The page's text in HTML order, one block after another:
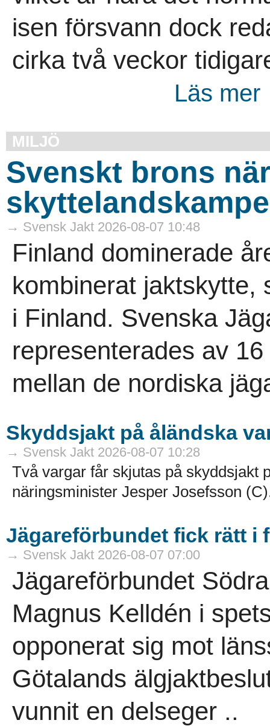
isen försvann dock
cirka två veckor
Läs
MILJÖ
Svenskt brons
→ Svensk Jakt 2026-08-07 10:48
Finland dominerade
kombinerat jaktskytte,
i Finland. Svenska
representerades av
mellan de nordiska
Skyddsjakt på åländska
→ Svensk Jakt 2026-08-07 10:28
Två vargar får skjutas på skyddsjakt
näringsminister Jesper Josefsson
Jägareförbundet fick rätt i
→ Svensk Jakt 2026-08-07 07:00
Jägareförbundet
Magnus Kelldén i
opponerat sig mot
Götalands
vunnit en delseger ..